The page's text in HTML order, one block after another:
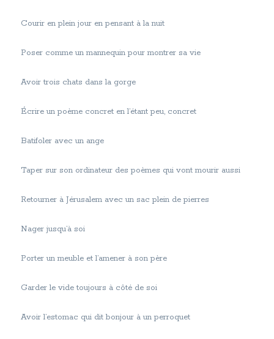
Courir en plein jour en pensant à la nuit
Poser comme un mannequin pour montrer sa vie
Avoir trois chats dans la gorge
Écrire un poème concret en l’étant peu, concret
Batifoler avec un ange
Taper sur son ordinateur des poèmes qui vont mourir aussi
Retourner à Jérusalem avec un sac plein de pierres
Nager jusqu’à soi
Porter un meuble et l’amener à son père
Garder le vide toujours à côté de soi
Avoir l’estomac qui dit bonjour à un perroquet